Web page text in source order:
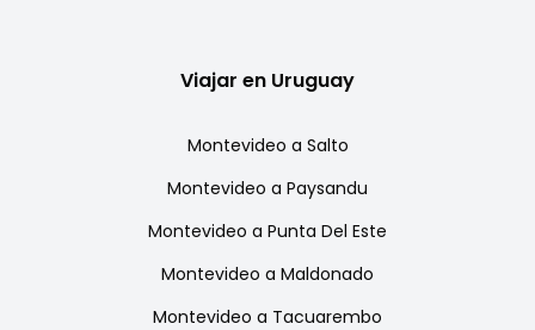
Viajar en Uruguay
Montevideo a Salto
Montevideo a Paysandu
Montevideo a Punta Del Este
Montevideo a Maldonado
Montevideo a Tacuarembo